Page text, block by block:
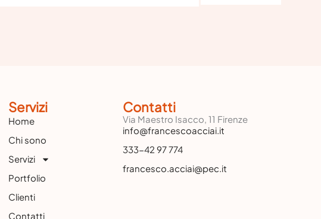
Servizi
Home
Chi sono
Servizi
Portfolio
Clienti
Contatti
Contatti
Via Maestro Isacco, 11 Firenze
info@francescoacciai.it
333-42 97 774
francesco.acciai@pec.it